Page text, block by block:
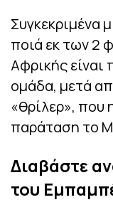
Συγκεκριμένα
ποιά εκ των 2
Αφρικής
ομάδα, μετά
«θρίλερ», που
παράταση το
Διαβάστε
του